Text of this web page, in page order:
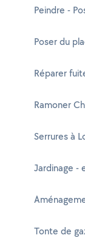
Peindre -
Poser du
Réparer
Ramoner
Serrures à
Jardinage -
Tonte de